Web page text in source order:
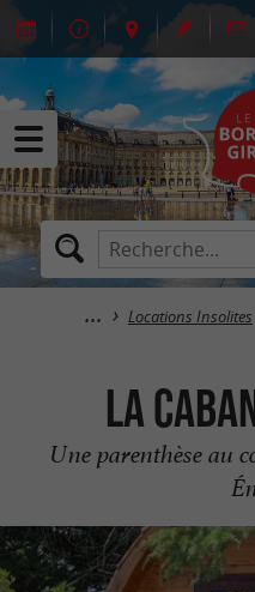
Locations Insolites
La
Une parenthèse au